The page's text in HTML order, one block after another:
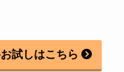
試しはこちら